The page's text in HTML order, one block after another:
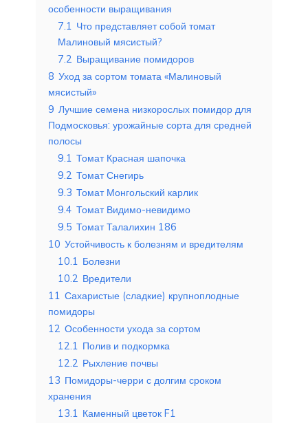
особенности выращивания
7.1 Что представляет собой томат
Малиновый мясистый?
7.2 Выращивание помидоров
8 Уход за сортом томата «Малиновый
мясистый»
9 Лучшие семена низкорослых помидор для
Подмосковья: урожайные сорта для средней
полосы
9.1 Томат Красная шапочка
9.2 Томат Снегирь
9.3 Томат Монгольский карлик
9.4 Томат Видимо-невидимо
9.5 Томат Талалихин 186
10 Устойчивость к болезням и вредителям
10.1 Болезни
10.2 Вредители
11 Сахаристые (сладкие) крупноплодные
помидоры
12 Особенности ухода за сортом
12.1 Полив и подкормка
12.2 Рыхление почвы
13 Помидоры-черри с долгим сроком
хранения
13.1 Каменный цветок F1